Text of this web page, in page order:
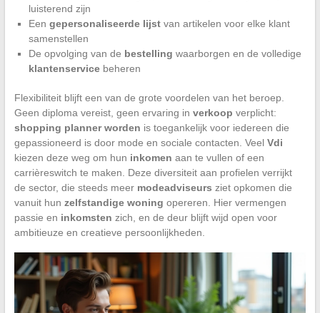
luisterend zijn
Een gepersonaliseerde lijstvan artikelen voor elke klant
samenstellen
De opvolging van de bestelling waarborgen en de volledige
klantenservicebeheren
Flexibiliteit blijft een van de grote voordelen van het beroep.
Geen diploma vereist, geen ervaring in verkoop verplicht:
shopping planner worden is toegankelijk voor iedereen die
gepassioneerd is door mode en sociale contacten. Veel Vdi
kiezen deze weg om hun inkomen aan te vullen of een
carrièreswitch te maken. Deze diversiteit aan profielen verrijkt
de sector, die steeds meer modeadviseurs ziet opkomen die
vanuit hun zelfstandige woning opereren. Hier vermengen
passie en inkomsten zich, en de deur blijft wijd open voor
ambitieuze en creatieve persoonlijkheden.